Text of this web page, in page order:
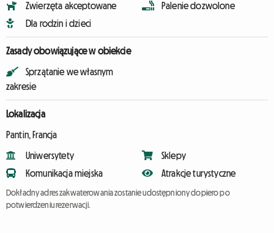
Zwierzęta akceptowane
Dla rodzin i dzieci
Palenie dozwolone
Zasady obowiązujące w obiekcie
Sprzątanie we własnym
zakresie
Lokalizacja
Pantin, Francja
Uniwersytety
Komunikacja miejska
Sklepy
Atrakcje turystyczne
Dokładny adres zakwaterowania zostanie udostępniony dopiero po
potwierdzeniu rezerwacji.